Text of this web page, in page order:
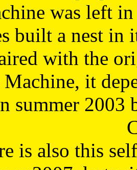
was left
built a nest in
with the
it
summer 2003
is also this